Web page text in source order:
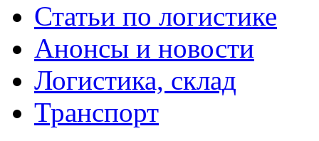
Статьи по логистике
Анонсы и новости
Логистика, склад
Транспорт